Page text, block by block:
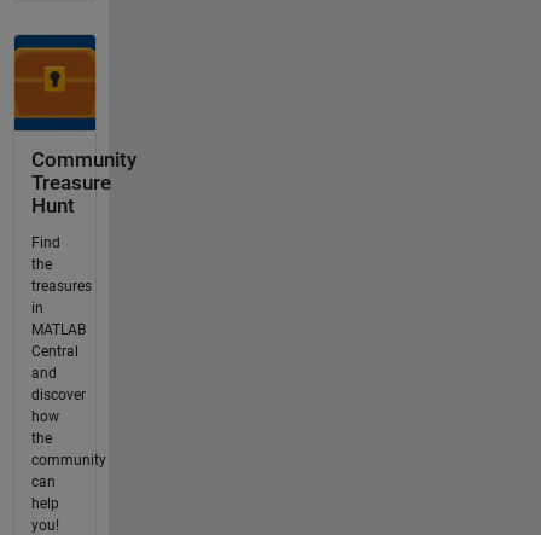
Community
Treasure
Hunt
Find
the
treasures
in
MATLAB
Central
and
discover
how
the
community
can
help
you!